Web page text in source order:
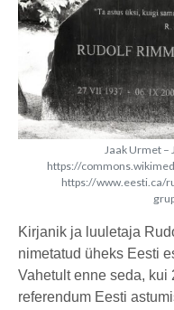
Jaak Urmet –
https://
https://www.eesti.ca/
Kirjanik ja luuletaja
nimetatud üheks Eesti
Vahetult enne seda, kui
referendum Eesti